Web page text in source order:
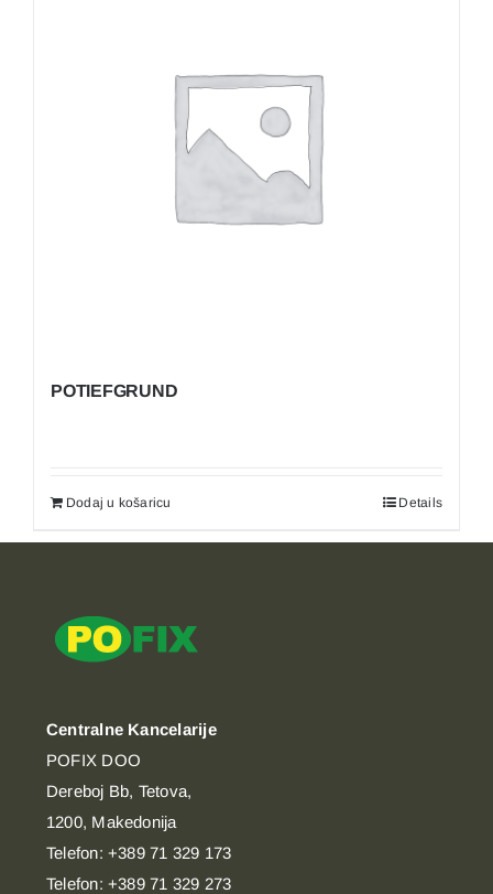
POTIEFGRUND
Dodaj u košaricu Details
Centralne Kancelarije
POFIX DOO
Dereboj Bb, Tetova,
1200, Makedonija
Telefon: +389 71 329 173
Telefon: +389 71 329 273